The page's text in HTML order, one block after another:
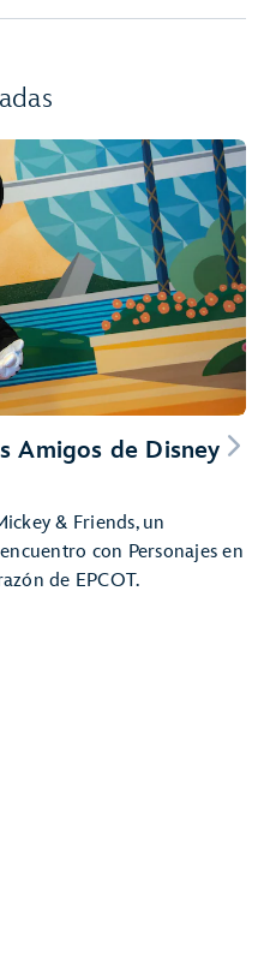
Amigos de Disney
& Friends, un
con Personajes en
de EPCOT.